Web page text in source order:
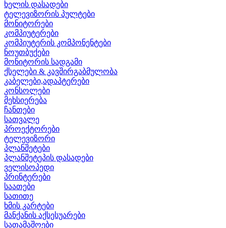
ხელის დასადები
ტელევიზორის პულტები
მონიტორები
კომპიუტერები
კომპიუტერის კომპონენტები
ნოუთბუქები
მონიტორის სადგამი
ქსელები & კავშირგაბმულობა
კაბელები,ადაპტერები
კონსოლები
მეხსიერება
ჩანთები
სათვალე
პროექტორები
ტელევიზორი
პლანშეტები
პლანშეტეპის დასადები
ველისოპედი
პრინტერები
საათები
სათითე
ხმის კარტები
მანქანის აქსესუარები
სათამაშოები